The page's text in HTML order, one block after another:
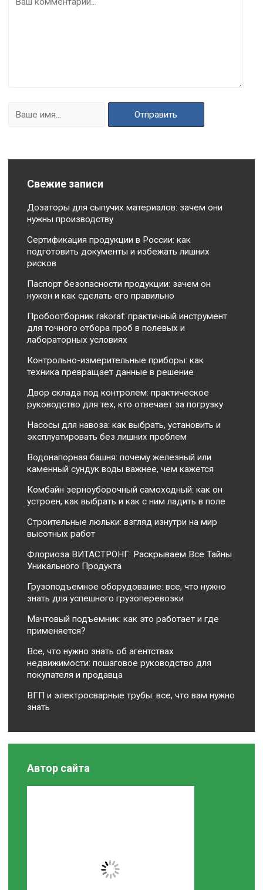
Свежие записи
Дозаторы для сыпучих материалов: зачем они
нужны производству
Сертификация продукции в России: как
подготовить документы и избежать лишних
рисков
Паспорт безопасности продукции: зачем он
нужен и как сделать его правильно
Пробоотборник rakoraf: практичный инструмент
для точного отбора проб в полевых и
лабораторных условиях
Контрольно-измерительные приборы: как
техника превращает данные в решение
Двор склада под контролем: практическое
руководство для тех, кто отвечает за погрузку
Насосы для навоза: как выбрать, установить и
эксплуатировать без лишних проблем
Водонапорная башня: почему железный или
каменный сундук воды важнее, чем кажется
Комбайн зерноуборочный самоходный: как он
устроен, как выбрать и как с ним ладить в поле
Строительные люльки: взгляд изнутри на мир
высотных работ
Флориоза ВИТАСТРОНГ: Раскрываем Все Тайны
Уникального Продукта
Грузоподъемное оборудование: все, что нужно
знать для успешного грузоперевозки
Мачтовый подъемник: как это работает и где
применяется?
Все, что нужно знать об агентствах
недвижимости: пошаговое руководство для
покупателя и продавца
ВГП и электросварные трубы: все, что вам нужно
знать
Автор сайта